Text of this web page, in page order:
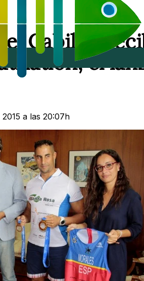
Cabildo
el
a las 20:07h